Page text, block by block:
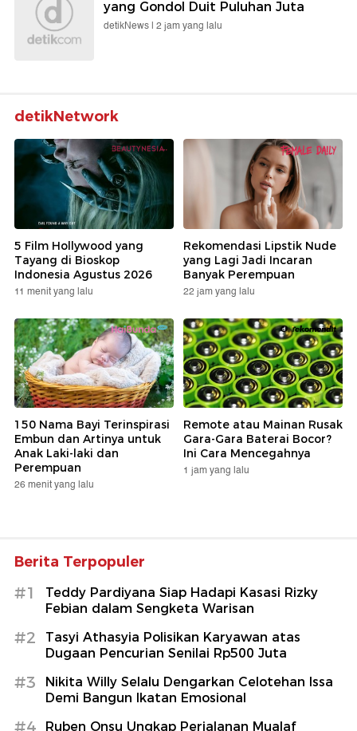
yang Gondol Duit Puluhan Juta
detikNews | 2 jam yang lalu
detikNetwork
5 Film Hollywood yang
Tayang di Bioskop
Indonesia Agustus 2026
11 menit yang lalu
Rekomendasi Lipstik Nude
yang Lagi Jadi Incaran
Banyak Perempuan
22 jam yang lalu
150 Nama Bayi Terinspirasi
Embun dan Artinya untuk
Anak Laki-laki dan
Perempuan
26 menit yang lalu
Remote atau Mainan Rusak
Gara-Gara Baterai Bocor?
Ini Cara Mencegahnya
1 jam yang lalu
Berita Terpopuler
#1
Teddy Pardiyana Siap Hadapi Kasasi Rizky
Febian dalam Sengketa Warisan
#2
Tasyi Athasyia Polisikan Karyawan atas
Dugaan Pencurian Senilai Rp500 Juta
#3
Nikita Willy Selalu Dengarkan Celotehan Issa
Demi Bangun Ikatan Emosional
Ruben Onsu Ungkap Perjalanan Mualaf